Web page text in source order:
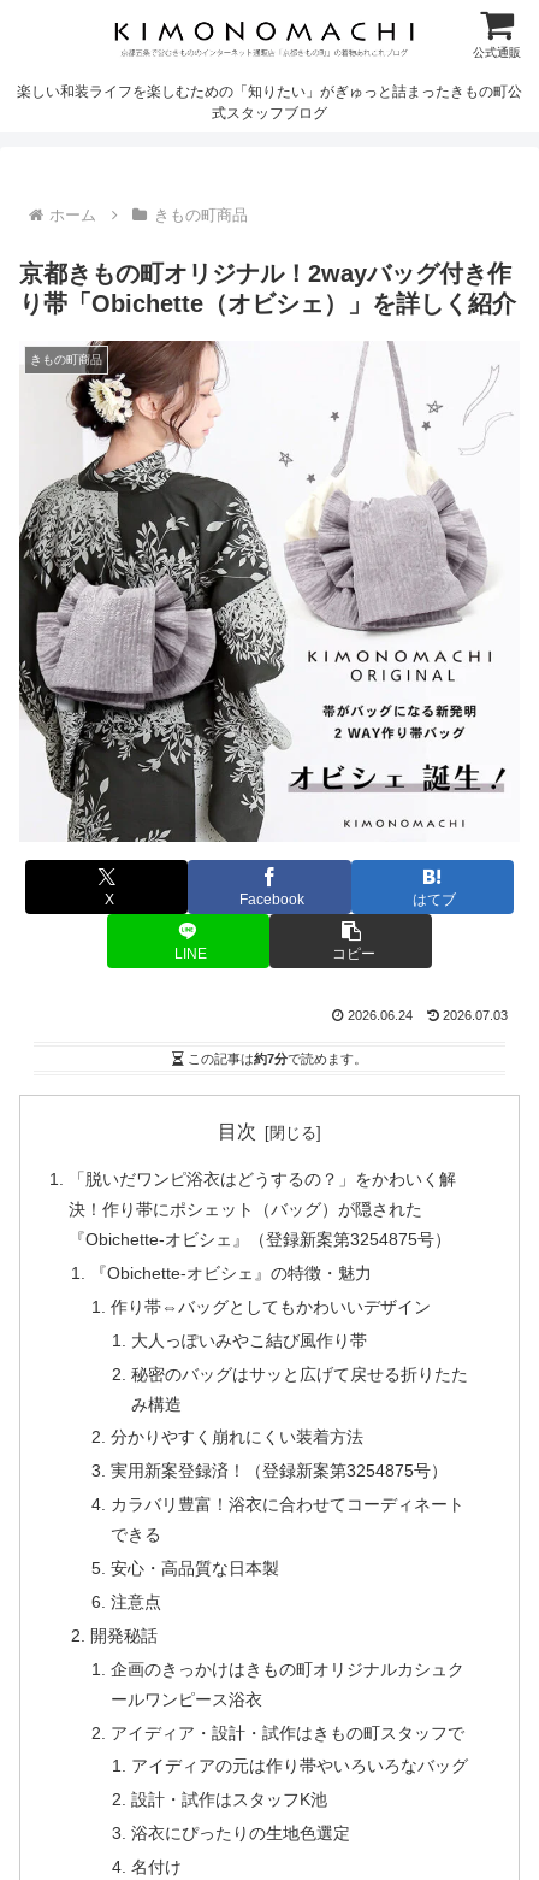
公式通販
楽しい和装ライフを楽しむための「知りたい」がぎゅっと詰まったきもの町公
式スタッフブログ
ホーム きもの町商品
京都きもの町オリジナル！2wayバッグ付き作
り帯「Obichette（オビシェ）」を詳しく紹介
きもの町商品
X Facebook はてブ
LINE コピー
2026.06.24 2026.07.03
この記事は約7分で読めます。
目次
「脱いだワンピ浴衣はどうするの？」をかわいく解
決！作り帯にポシェット（バッグ）が隠された
『Obichette-オビシェ』（登録新案第3254875号）
『Obichette-オビシェ』の特徴・魅力
作り帯⇔バッグとしてもかわいいデザイン
大人っぽいみやこ結び風作り帯
秘密のバッグはサッと広げて戻せる折りたた
み構造
分かりやすく崩れにくい装着方法
実用新案登録済！（登録新案第3254875号）
カラバリ豊富！浴衣に合わせてコーディネート
できる
安心・高品質な日本製
注意点
開発秘話
企画のきっかけはきもの町オリジナルカシュク
ールワンピース浴衣
アイディア・設計・試作はきもの町スタッフで
アイディアの元は作り帯やいろいろなバッグ
設計・試作はスタッフK池
浴衣にぴったりの生地色選定
名付け